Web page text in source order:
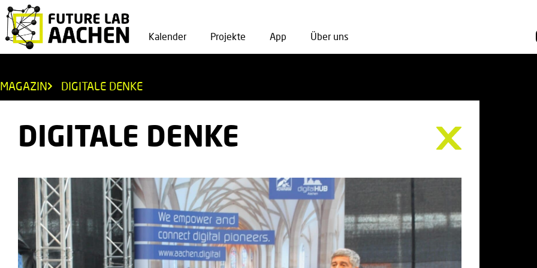
Kalender Projekte App Über uns
MAGAZIN DIGITALE DENKE
DIGITALE DENKE